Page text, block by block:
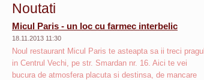
Noutati
Micul Paris - un loc cu farmec interbelic
18.11.2013 11:30
Noul restaurant Micul Paris te asteapta sa ii treci pragul
in Centrul Vechi, pe str. Smardan nr. 16. Aici te vei
bucura de atmosfera placuta si destinsa, de mancare